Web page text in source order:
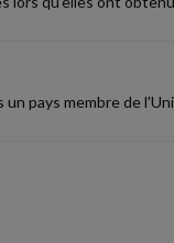
pays membre de